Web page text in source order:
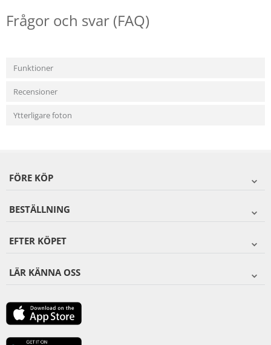
Frågor och svar (FAQ)
Funktioner
Recensioner
Ytterligare foton
FÖRE KÖP
BESTÄLLNING
EFTER KÖPET
LÄR KÄNNA OSS